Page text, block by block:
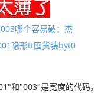
哪个容易破：杰
隐形tt囤货装byt0
和"003"是宽度的代码，